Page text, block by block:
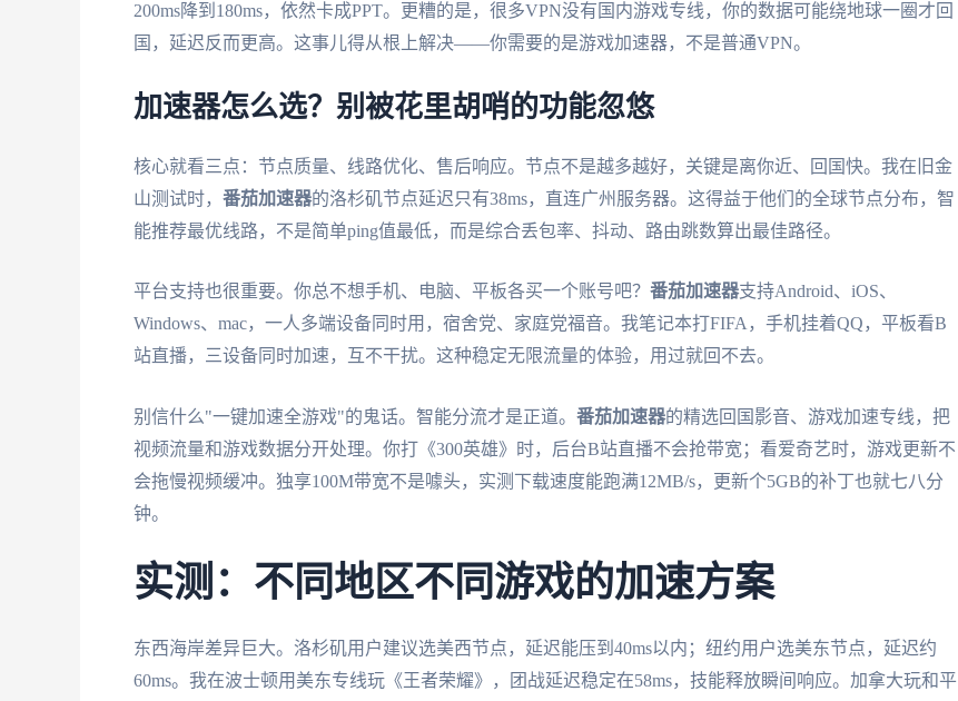
200ms降到180ms，依然卡成PPT。更糟的是，很多VPN没有国内游戏专线，你的数据可能绕地球一圈才回
国，延迟反而更高。这事儿得从根上解决——你需要的是游戏加速器，不是普通VPN。
加速器怎么选？别被花里胡哨的功能忽悠
核心就看三点：节点质量、线路优化、售后响应。节点不是越多越好，关键是离你近、回国快。我在旧金
山测试时， 番茄加速器的洛杉矶节点延迟只有38ms，直连广州服务器。这得益于他们的全球节点分布，智
能推荐最优线路，不是简单ping值最低，而是综合丢包率、抖动、路由跳数算出最佳路径。
平台支持也很重要。你总不想手机、电脑、平板各买一个账号吧？ 番茄加速器支持Android、iOS、
Windows、mac，一人多端设备同时用，宿舍党、家庭党福音。我笔记本打FIFA，手机挂着QQ，平板看B
站直播，三设备同时加速，互不干扰。这种稳定无限流量的体验，用过就回不去。
别信什么"一键加速全游戏"的鬼话。智能分流才是正道。 番茄加速器的精选回国影音、游戏加速专线，把
视频流量和游戏数据分开处理。你打《300英雄》时，后台B站直播不会抢带宽；看爱奇艺时，游戏更新不
会拖慢视频缓冲。独享100M带宽不是噱头，实测下载速度能跑满12MB/s，更新个5GB的补丁也就七八分
钟。
实测：不同地区不同游戏的加速方案
东西海岸差异巨大。洛杉矶用户建议选美西节点，延迟能压到40ms以内；纽约用户选美东节点，延迟约
60ms。我在波士顿用美东专线玩《王者荣耀》，团战延迟稳定在58ms，技能释放瞬间响应。加拿大玩和平